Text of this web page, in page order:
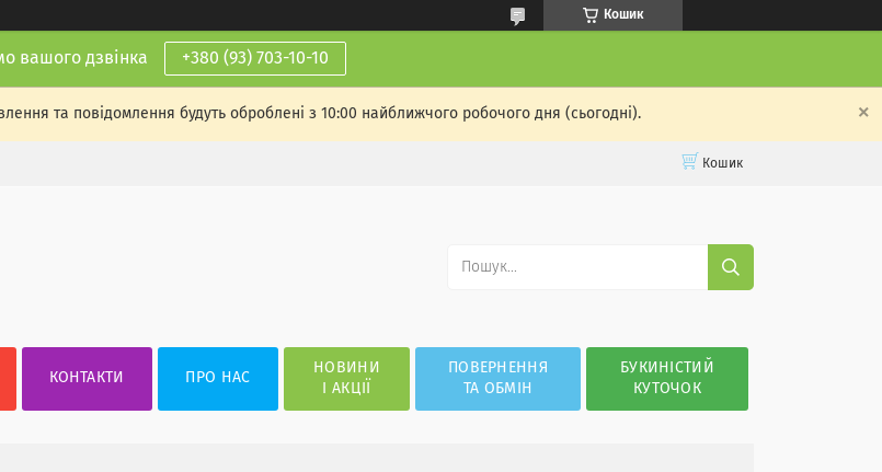
Кошик
вашого дзвінка +380 (93) 703-10-10
та повідомлення будуть оброблені з 10:00 найближчого робочого дня (сьогодні).
Кошик
КОНТАКТИ ПРО НАС
НОВИНИ
І АКЦІЇ
ПОВЕРНЕННЯ
ТА ОБМІН
БУКИНІСТИЙ
КУТОЧОК